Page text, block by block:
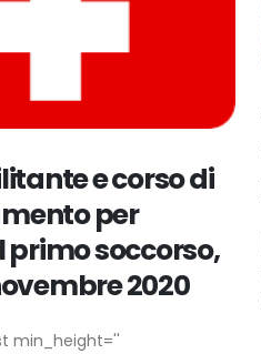
e corso di
per
soccorso,
2020
min_height=''